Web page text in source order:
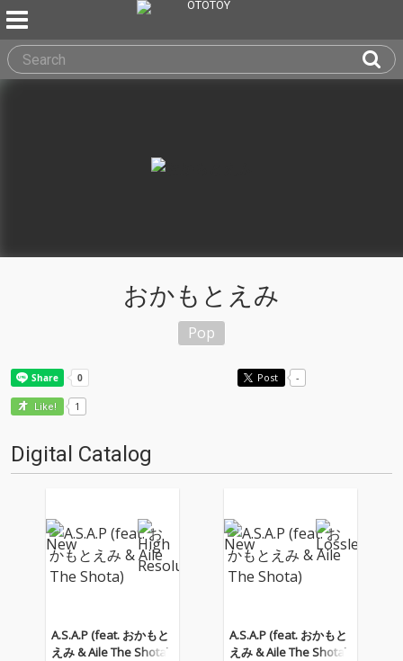
おかもとえみ
Pop
Post -
Like! 1
Digital Catalog
A.S.A.P (feat. おかもと
えみ & Aile The Shota)
A.S.A.P (feat. おかもと
えみ & Aile The Shota)